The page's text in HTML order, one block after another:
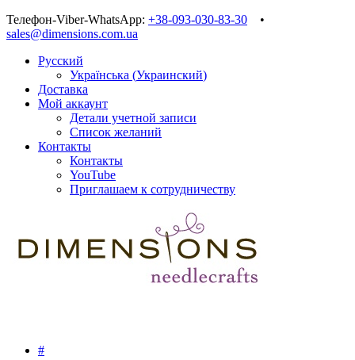
Телефон-Viber-WhatsApp: +38-093-030-83-30 •
sales@dimensions.com.ua
Русский
Українська (Украинский)
Доставка
Мой аккаунт
Детали учетной записи
Список желаний
Контакты
Контакты
YouTube
Приглашаем к сотрудничеству
#